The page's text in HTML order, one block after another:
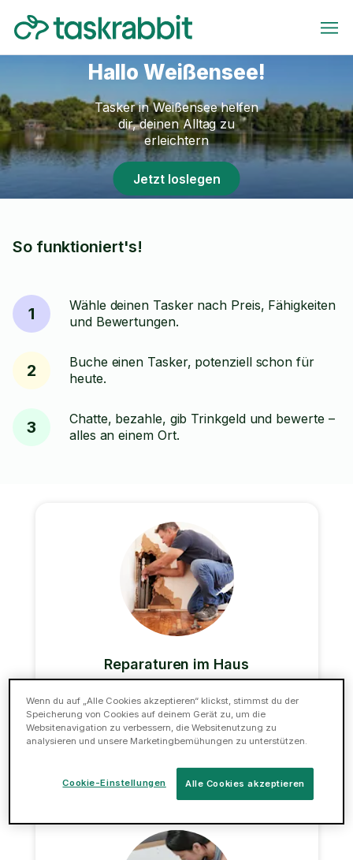
Hallo Weißensee!
Tasker in Weißensee helfen
dir, deinen Alltag zu
erleichtern
Jetzt loslegen
So funktioniert's!
1
Wähle deinen Tasker nach Preis, Fähigkeiten
und Bewertungen.
2
Buche einen Tasker, potenziell schon für
heute.
3
Chatte, bezahle, gib Trinkgeld und bewerte –
alles an einem Ort.
Reparaturen im Haus
deiner Reparaturen im Haus erledigen.
Jetzt buchen
Wenn du auf „Alle Cookies akzeptieren“ klickst, stimmst du der
Speicherung von Cookies auf deinem Gerät zu, um die
Websitenavigation zu verbessern, die Websitenutzung zu
analysieren und unsere Marketingbemühungen zu unterstützen.
Alle Cookies akzeptieren
Cookie-Einstellungen